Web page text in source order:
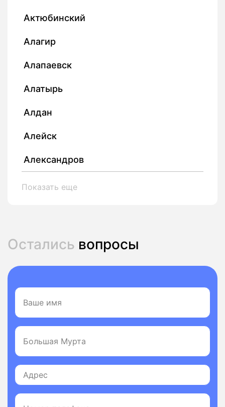
Актюбинский
Алагир
Алапаевск
Алатырь
Алдан
Алейск
Александров
Показать еще
Остались вопросы